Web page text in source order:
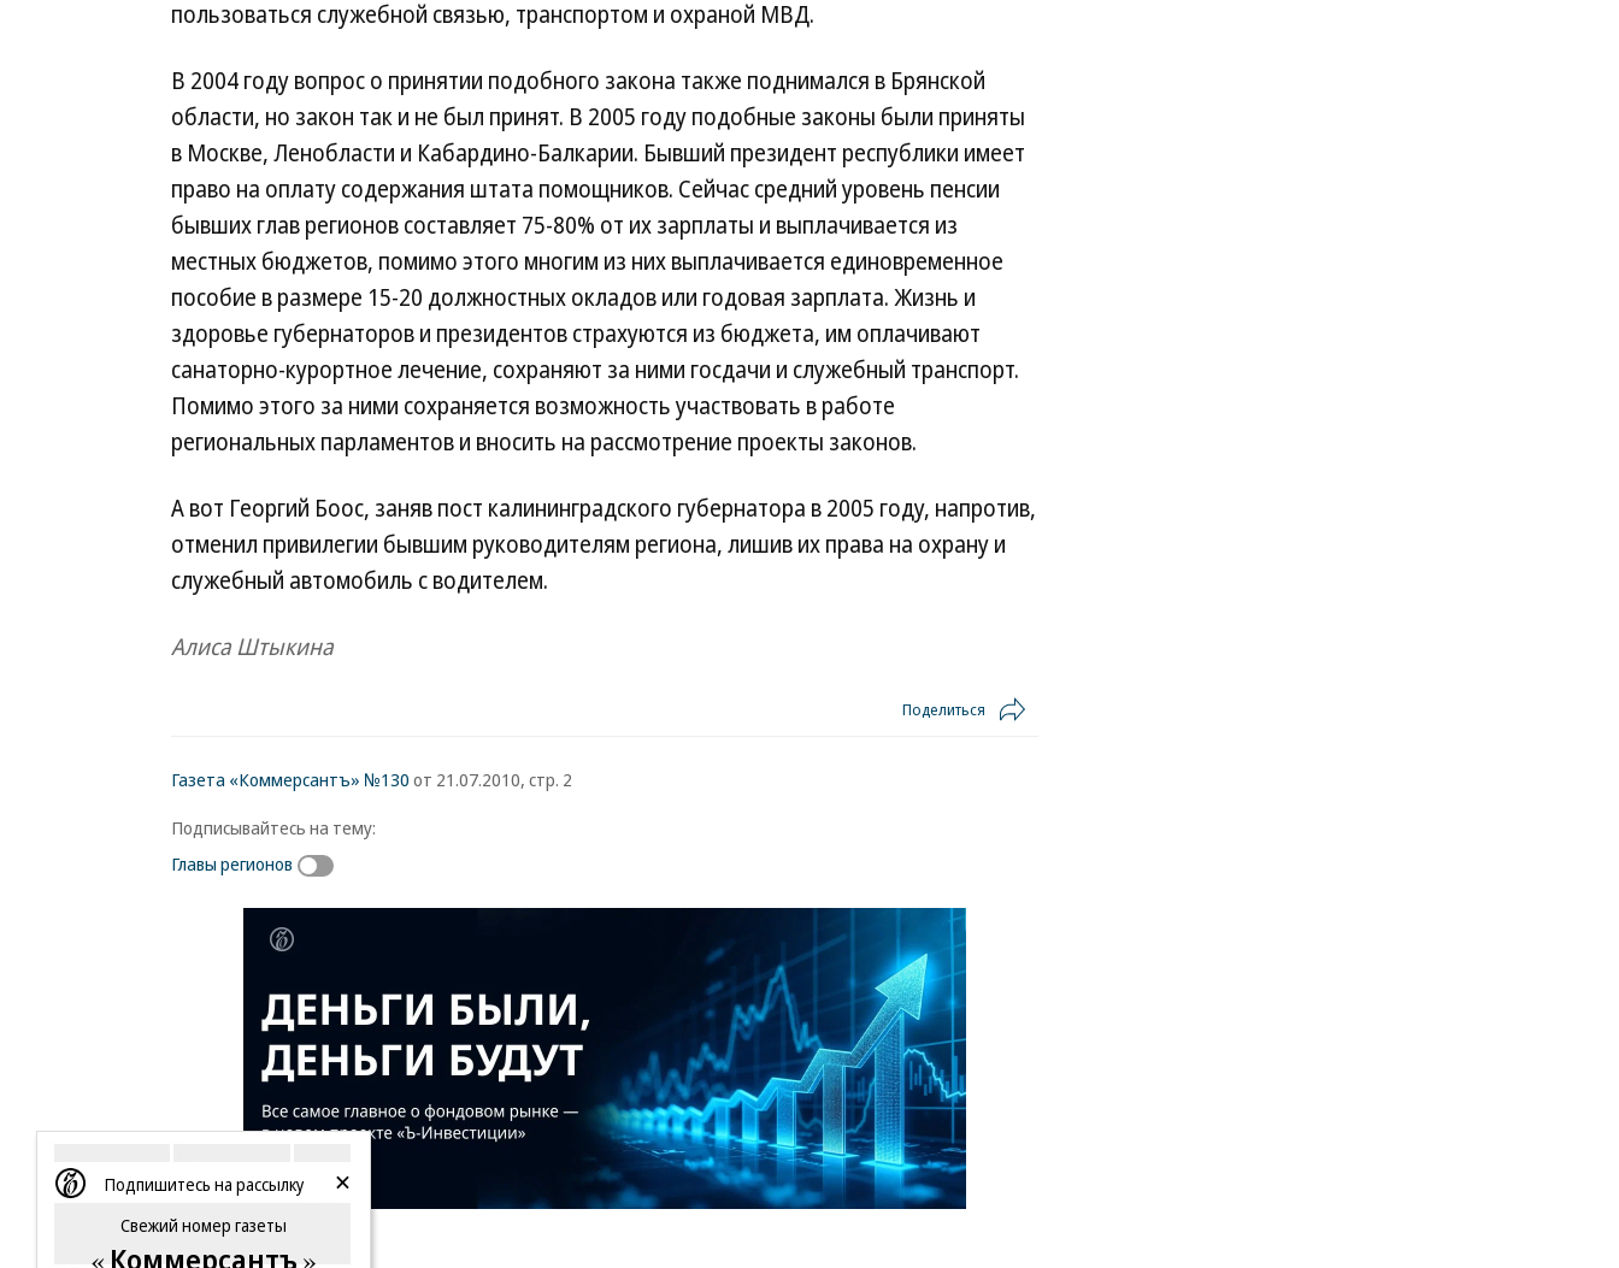
пользоваться служебной связью, транспортом и охраной МВД.
В 2004 году вопрос о принятии подобного закона также поднимался в Брянской
области, но закон так и не был принят. В 2005 году подобные законы были приняты
в Москве, Ленобласти и Кабардино-Балкарии. Бывший президент республики имеет
право на оплату содержания штата помощников. Сейчас средний уровень пенсии
бывших глав регионов составляет 75-80% от их зарплаты и выплачивается из
местных бюджетов, помимо этого многим из них выплачивается единовременное
пособие в размере 15-20 должностных окладов или годовая зарплата. Жизнь и
здоровье губернаторов и президентов страхуются из бюджета, им оплачивают
санаторно-курортное лечение, сохраняют за ними госдачи и служебный транспорт.
Помимо этого за ними сохраняется возможность участвовать в работе
региональных парламентов и вносить на рассмотрение проекты законов.
А вот Георгий Боос, заняв пост калининградского губернатора в 2005 году, напротив,
отменил привилегии бывшим руководителям региона, лишив их права на охрану и
служебный автомобиль с водителем.
Алиса Штыкина
Поделиться
Газета «Коммерсантъ» №130 от 21.07.2010, стр. 2
Подписывайтесь на тему:
Главы регионов
Подпишитесь на рассылку
Свежий номер газеты
Коммерсантъ